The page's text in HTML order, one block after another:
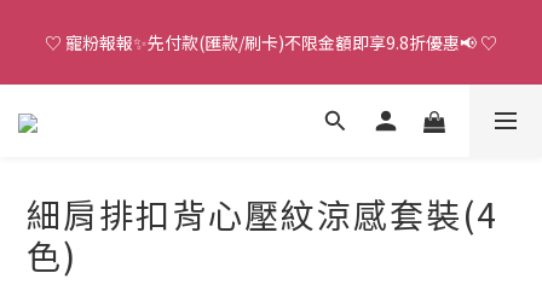
♡ 官 網 訂 單 滿 NT.1500 即 享 免 運 費 🚚💨 ♡
♡ 寵粉報報✨先付款(匯款/刷卡)不限金額即享9.8折優惠📢 ♡
單 筆 購 物 滿 NT.5000 即 享「 V I P 」一 整 年 不 限 金 額 9 . 5 折
♡ 官 網 訂 單 滿 NT.1500 即 享 免 運 費 🚚💨 ♡
細肩排扣背心壓紋涼感套裝(4
色)